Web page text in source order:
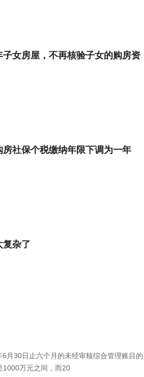
女房屋，不再核验子女的购房资
社保个税缴纳年限下调为一年
复杂了
月30日止六个月的未经审核综合管理账目的
1000万元之间，而20